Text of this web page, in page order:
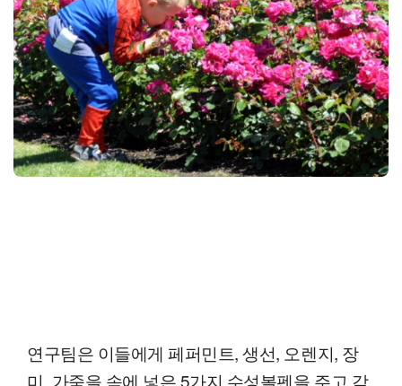
연구팀은 이들에게 페퍼민트, 생선, 오렌지, 장
미, 가죽을 속에 넣은 5가지 수성볼펜을 주고 각